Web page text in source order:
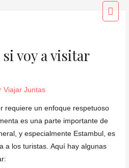
voy a visitar
Viajar Juntas
requiere un enfoque respetuoso
es una parte importante de
y especialmente Estambul, es
a los turistas.Aquí hay algunas